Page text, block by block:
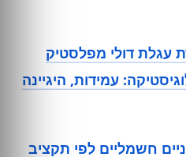
עגלת דולי מפלסטיק
עמידות, היגיינה
חשמליים לפי תקציב